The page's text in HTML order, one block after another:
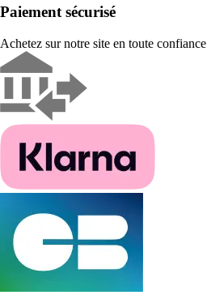
Paiement sécurisé
Achetez sur notre site en toute confiance